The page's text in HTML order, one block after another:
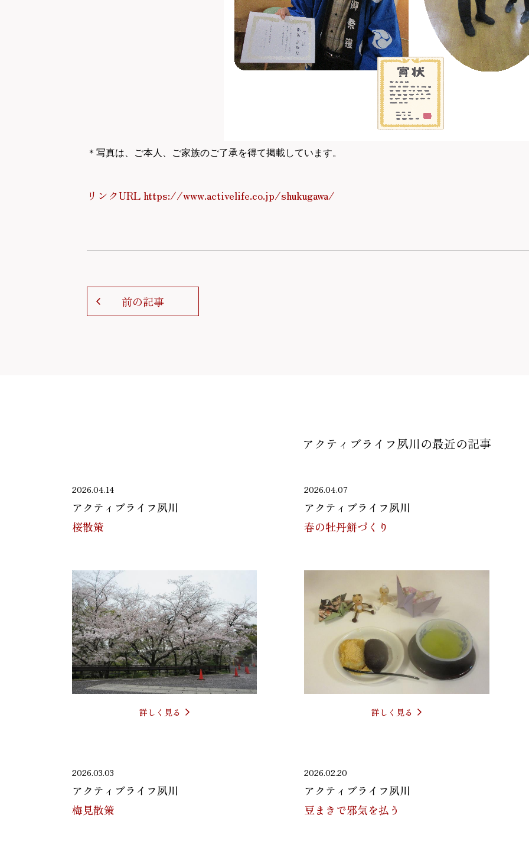
＊写真は、ご本人、ご家族のご了承を得て掲載しています。
リンクURL https://www.activelife.co.jp/shukugawa/
前の記事
アクティブライフ夙川の最近の記事
2026.04.14
アクティブライフ夙川
桜散策
詳しく見る
2026.04.07
アクティブライフ夙川
春の牡丹餅づくり
詳しく見る
2026.03.03
アクティブライフ夙川
梅見散策
2026.02.20
アクティブライフ夙川
豆まきで邪気を払う